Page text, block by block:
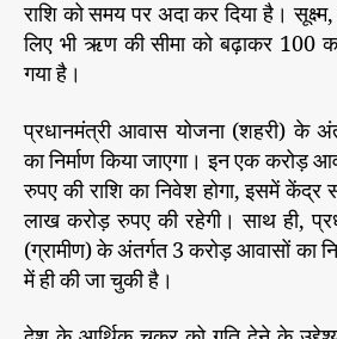
राशि को समय पर अदा कर दिया है।
लिए भी ऋण की सीमा को बढ़ाकर 100
गया है।
प्रधानमंत्री आवास योजना (शहरी) के
का निर्माण किया जाएगा। इन एक करोड़
रुपए की राशि का निवेश होगा, इसमें केंद्र
लाख करोड़ रुपए की रहेगी। साथ ही,
(ग्रामीण) के अंतर्गत 3 करोड़ आवासों का
में ही की जा चुकी है।